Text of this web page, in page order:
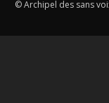
© Archipel des sans